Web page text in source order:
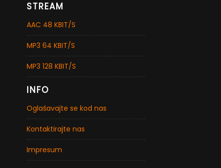
STREAM
AAC 48 KBIT/S
MP3 64 KBIT/S
MP3 128 KBIT/S
INFO
Oglašavajte se kod nas
Kontaktirajte nas
Impresum